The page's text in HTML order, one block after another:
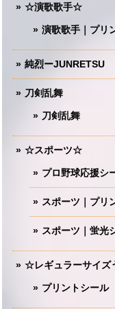
☆演歌歌手☆
演歌歌手｜プリ
純烈ーJUNRETSU
刀剣乱舞
刀剣乱舞
☆スポーツ☆
プロ野球応援シ
スポーツ｜プリ
スポーツ｜蛍光
☆レギュラーサイ
プリントシール